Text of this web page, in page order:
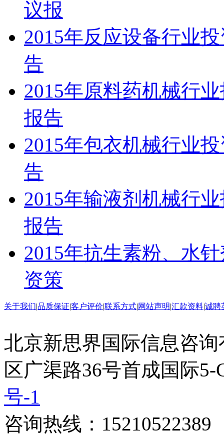
议报
2015年反应设备行业
告
2015年原料药机械行
报告
2015年包衣机械行业
告
2015年输液剂机械行
报告
2015年抗生素粉、水
资策
关于我们|品质保证|客户评价|联系方式|网站声明|汇款资料|诚聘
北京新思界国际信息咨
区广渠路36号首成国际
号-1
咨询热线：